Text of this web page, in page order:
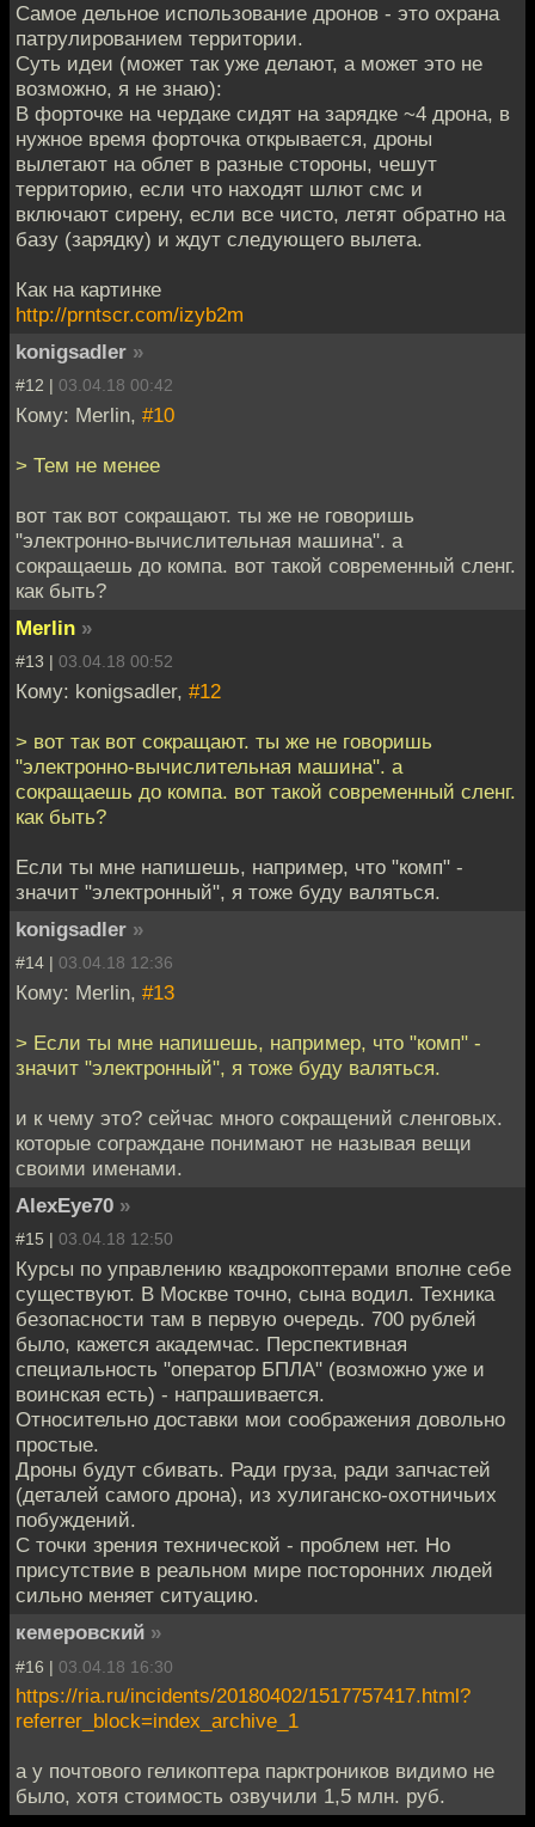
Самое дельное использование дронов - это охрана
патрулированием территории.
Суть идеи (может так уже делают, а может это не
возможно, я не знаю):
В форточке на чердаке сидят на зарядке ~4 дрона, в
нужное время форточка открывается, дроны
вылетают на облет в разные стороны, чешут
территорию, если что находят шлют смс и
включают сирену, если все чисто, летят обратно на
базу (зарядку) и ждут следующего вылета.
Как на картинке
http://prntscr.com/izyb2m
konigsadler »
#12 | 03.04.18 00:42
Кому: Merlin, #10
> Тем не менее
вот так вот сокращают. ты же не говоришь
"электронно-вычислительная машина". а
сокращаешь до компа. вот такой современный сленг.
как быть?
Merlin »
#13 | 03.04.18 00:52
Кому: konigsadler, #12
> вот так вот сокращают. ты же не говоришь
"электронно-вычислительная машина". а
сокращаешь до компа. вот такой современный сленг.
как быть?
Если ты мне напишешь, например, что "комп" -
значит "электронный", я тоже буду валяться.
konigsadler »
#14 | 03.04.18 12:36
Кому: Merlin, #13
> Если ты мне напишешь, например, что "комп" -
значит "электронный", я тоже буду валяться.
и к чему это? сейчас много сокращений сленговых.
которые сограждане понимают не называя вещи
своими именами.
AlexEye70 »
#15 | 03.04.18 12:50
Курсы по управлению квадрокоптерами вполне себе
существуют. В Москве точно, сына водил. Техника
безопасности там в первую очередь. 700 рублей
было, кажется академчас. Перспективная
специальность "оператор БПЛА" (возможно уже и
воинская есть) - напрашивается.
Относительно доставки мои соображения довольно
простые.
Дроны будут сбивать. Ради груза, ради запчастей
(деталей самого дрона), из хулиганско-охотничьих
побуждений.
С точки зрения технической - проблем нет. Но
присутствие в реальном мире посторонних людей
сильно меняет ситуацию.
кемеровский »
#16 | 03.04.18 16:30
https://ria.ru/incidents/20180402/1517757417.html?
referrer_block=index_archive_1
а у почтового геликоптера парктроников видимо не
было, хотя стоимость озвучили 1,5 млн. руб.